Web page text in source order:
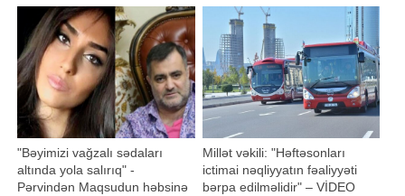
Qüvvələrinin bir qrup heyəti və
aviasiya vasitələri Vətənə qayıdıb.
Bu barədə BİG.AZ-a Müdafiə
Nazirliyində
deyib. N.Məmmədli bildirib ki,
kreditin verilməsi qaydası da
müyyənləşdirilib:
"Bəyimizi vağzalı sədaları
altında yola salırıq" -
Pərvindən Maqsudun həbsinə
Millət vəkili: "Həftəsonları
ictimai nəqliyyatın fəaliyyəti
bərpa edilməlidir" – VİDEO